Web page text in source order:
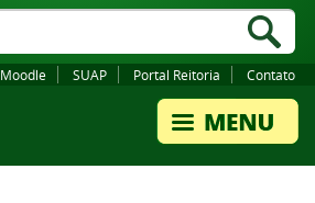
Moodle SUAP Portal Reitoria Contato